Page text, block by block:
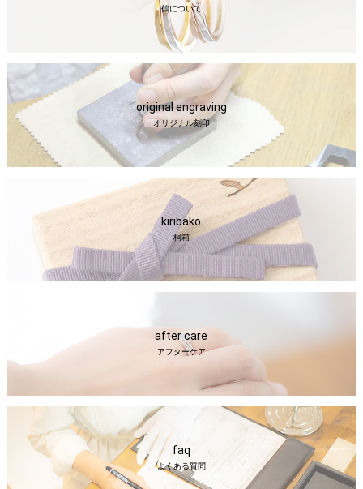
鶴について
original engraving
オリジナル刻印
kiribako
桐箱
after care
アフターケア
faq
よくある質問